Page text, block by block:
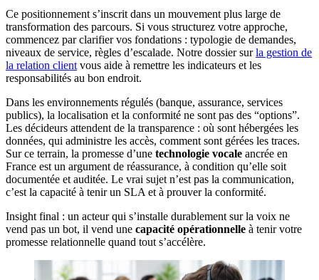
Ce positionnement s’inscrit dans un mouvement plus large de
transformation des parcours. Si vous structurez votre approche,
commencez par clarifier vos fondations : typologie de demandes,
niveaux de service, règles d’escalade. Notre dossier surla gestion de
la relation client vous aide à remettre les indicateurs et les
responsabilités au bon endroit.
Dans les environnements régulés (banque, assurance, services
publics), la localisation et la conformité ne sont pas des “options”.
Les décideurs attendent de la transparence : où sont hébergées les
données, qui administre les accès, comment sont gérées les traces.
Sur ce terrain, la promesse d’une technologie vocale ancrée en
France est un argument de réassurance, à condition qu’elle soit
documentée et auditée. Le vrai sujet n’est pas la communication,
c’est la capacité à tenir un SLA et à prouver la conformité.
Insight final : un acteur qui s’installe durablement sur la voix ne
vend pas un bot, il vend une capacité opérationnelle à tenir votre
promesse relationnelle quand tout s’accélère.